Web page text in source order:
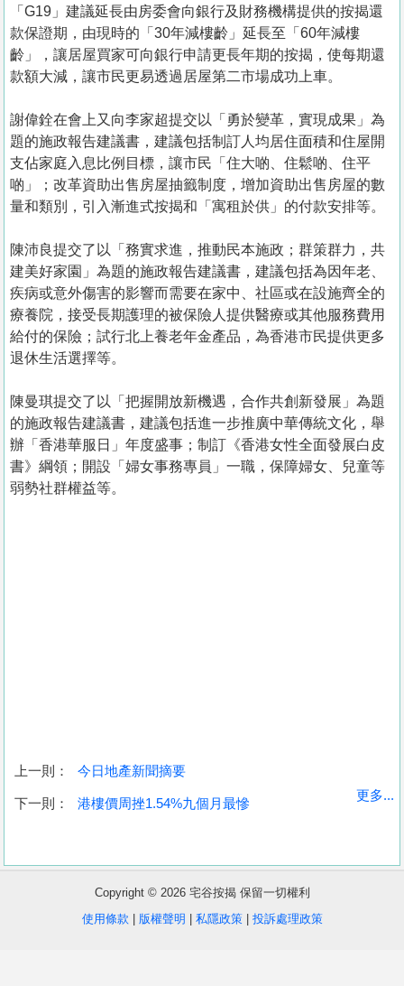
收
盤
「G19」建議延長由房委會向銀行及財務機構提供的按揭還
款保證期，由現時的「30年減樓齡」延長至「60年減樓
齡」，讓居屋買家可向銀行申請更長年期的按揭，使每期還
款額大減，讓市民更易透過居屋第二市場成功上車。
謝偉銓在會上又向李家超提交以「勇於變革，實現成果」為
題的施政報告建議書，建議包括制訂人均居住面積和住屋開
支佔家庭入息比例目標，讓市民「住大啲、住鬆啲、住平
啲」；改革資助出售房屋抽籤制度，增加資助出售房屋的數
量和類別，引入漸進式按揭和「寓租於供」的付款安排等。
陳沛良提交了以「務實求進，推動民本施政；群策群力，共
建美好家園」為題的施政報告建議書，建議包括為因年老、
疾病或意外傷害的影響而需要在家中、社區或在設施齊全的
療養院，接受長期護理的被保險人提供醫療或其他服務費用
給付的保險；試行北上養老年金產品，為香港市民提供更多
退休生活選擇等。
陳曼琪提交了以「把握開放新機遇，合作共創新發展」為題
的施政報告建議書，建議包括進一步推廣中華傳統文化，舉
辦「香港華服日」年度盛事；制訂《香港女性全面發展白皮
書》綱領；開設「婦女事務專員」一職，保障婦女、兒童等
弱勢社群權益等。
上一則： 今日地產新聞摘要
下一則： 港樓價周挫1.54%九個月最慘
更多...
Copyright © 2026 宅谷按揭 保留一切權利
使用條款
版權聲明 私隱政策| 投訴處理政策